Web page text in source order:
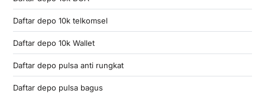
Daftar depo 10k telkomsel
Daftar depo 10k Wallet
Daftar depo pulsa anti rungkat
Daftar depo pulsa bagus